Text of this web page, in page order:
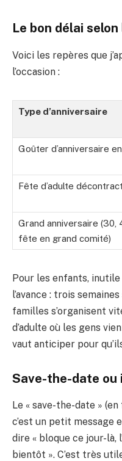
Le bon délai
Voici les repères que
l’occasion :
Type d’anniversaire
Goûter d’anniversaire
Fête d’adulte
Grand anniversaire (30,
fête en grand comité)
Pour les enfants, inutile
l’avance : trois
familles s’organisent
d’adulte où les gens
vaut anticiper pour
Save-the-date
Le « save-the-date »
c’est un petit message
dire « bloque ce jour-
bientôt ». C’est très